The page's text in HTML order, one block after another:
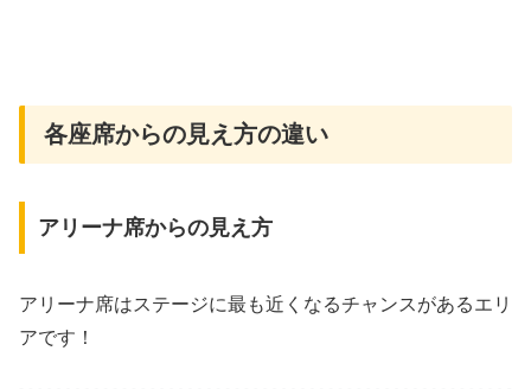
各座席からの見え方の違い
アリーナ席からの見え方
アリーナ席はステージに最も近くなるチャンスがあるエリ
アです！